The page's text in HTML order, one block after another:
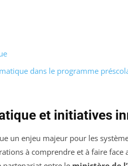
dans le programme
et initiatives
un enjeu majeur pour les
à comprendre et à faire face